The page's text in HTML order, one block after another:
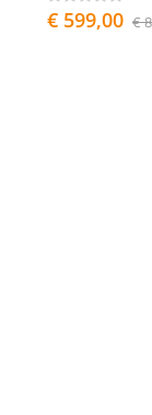
€ 599,00 €